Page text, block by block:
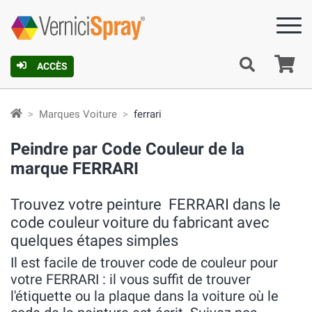
ACCÈS
Marques Voiture ferrari
Peindre par Code Couleur de la
marque FERRARI
Trouvez votre peinture FERRARI dans le
code couleur voiture du fabricant avec
quelques étapes simples
Il est facile de trouver code de couleur pour
votre FERRARI : il vous suffit de trouver
l'étiquette ou la plaque dans la voiture où le